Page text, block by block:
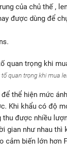
của chủ thế ,
được dùng để
quan trọng khi mua
thể hiện mức
Khi khẩu có độ
thu được nhiều
gian như nhau thì
cảm biến lớn hơn